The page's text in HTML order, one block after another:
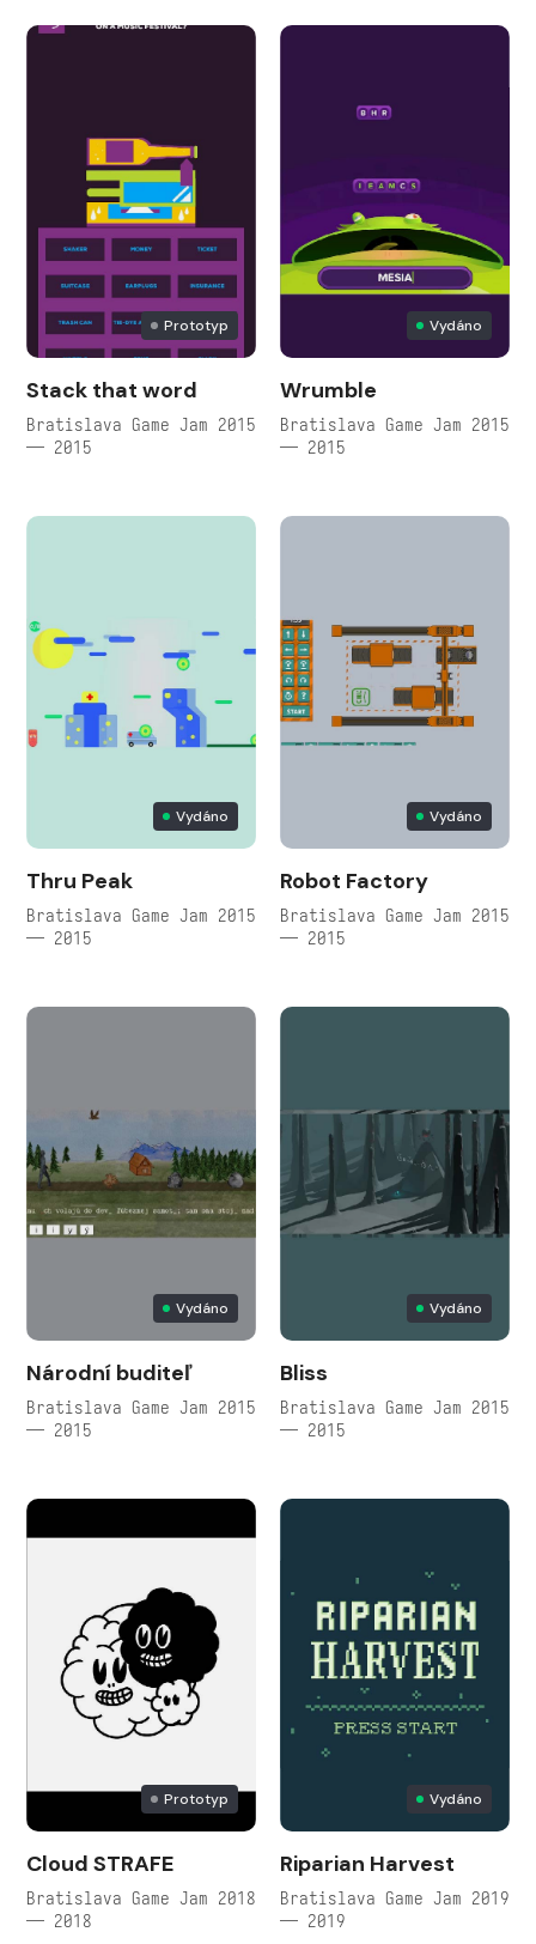
Prototyp
Stack that word
Bratislava Game Jam 2015
— 2015
Vydáno
Wrumble
Bratislava Game Jam 2015
— 2015
Vydáno
Thru Peak
Bratislava Game Jam 2015
— 2015
Vydáno
Robot Factory
Bratislava Game Jam 2015
— 2015
Vydáno
Národní buditeľ
Bratislava Game Jam 2015
— 2015
Vydáno
Bliss
Bratislava Game Jam 2015
— 2015
Prototyp
Cloud STRAFE
Bratislava Game Jam 2018
— 2018
Vydáno
Riparian Harvest
Bratislava Game Jam 2019
— 2019